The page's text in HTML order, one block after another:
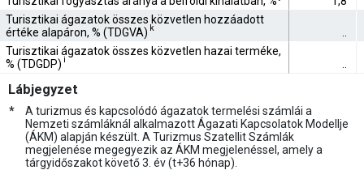
Turisztikai ágazatok összes közvetlen hozzáadott
értéke alapáron, % (TDGVA) k
Turisztikai ágazatok összes közvetlen hazai terméke,
% (TDGDP) i
Lábjegyzet
*
A turizmus és kapcsolódó ágazatok termelési számlái a
Nemzeti számláknál alkalmazott Ágazati Kapcsolatok Modellje
(ÁKM) alapján készült. A Turizmus Szatellit Számlák
megjelenése megegyezik az ÁKM megjelenéssel, amely a
tárgyidőszakot követő 3. év (t+36 hónap).